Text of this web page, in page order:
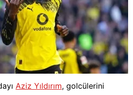
Aziz Yıldırım, golcülerini